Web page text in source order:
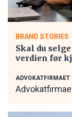
BRAND STORIES
Skal du
verdien før